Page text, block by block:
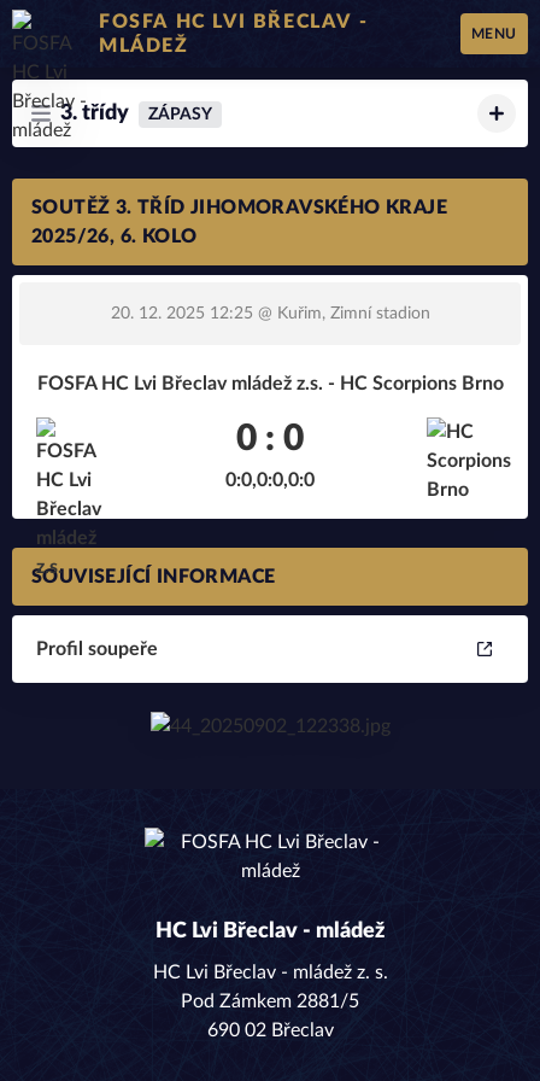
FOSFA HC LVI BŘECLAV -
MLÁDEŽ
MENU
3. třídy ZÁPASY
SOUTĚŽ 3. TŘÍD JIHOMORAVSKÉHO KRAJE
2025/26, 6. KOLO
20. 12. 2025 12:25 @ Kuřim, Zimní stadion
FOSFA HC Lvi Břeclav mládež z.s. - HC Scorpions Brno
0 : 0
0:0,0:0,0:0
SOUVISEJÍCÍ INFORMACE
Profil soupeře
HC Lvi Břeclav - mládež
HC Lvi Břeclav - mládež z. s.
Pod Zámkem 2881/5
690 02 Břeclav